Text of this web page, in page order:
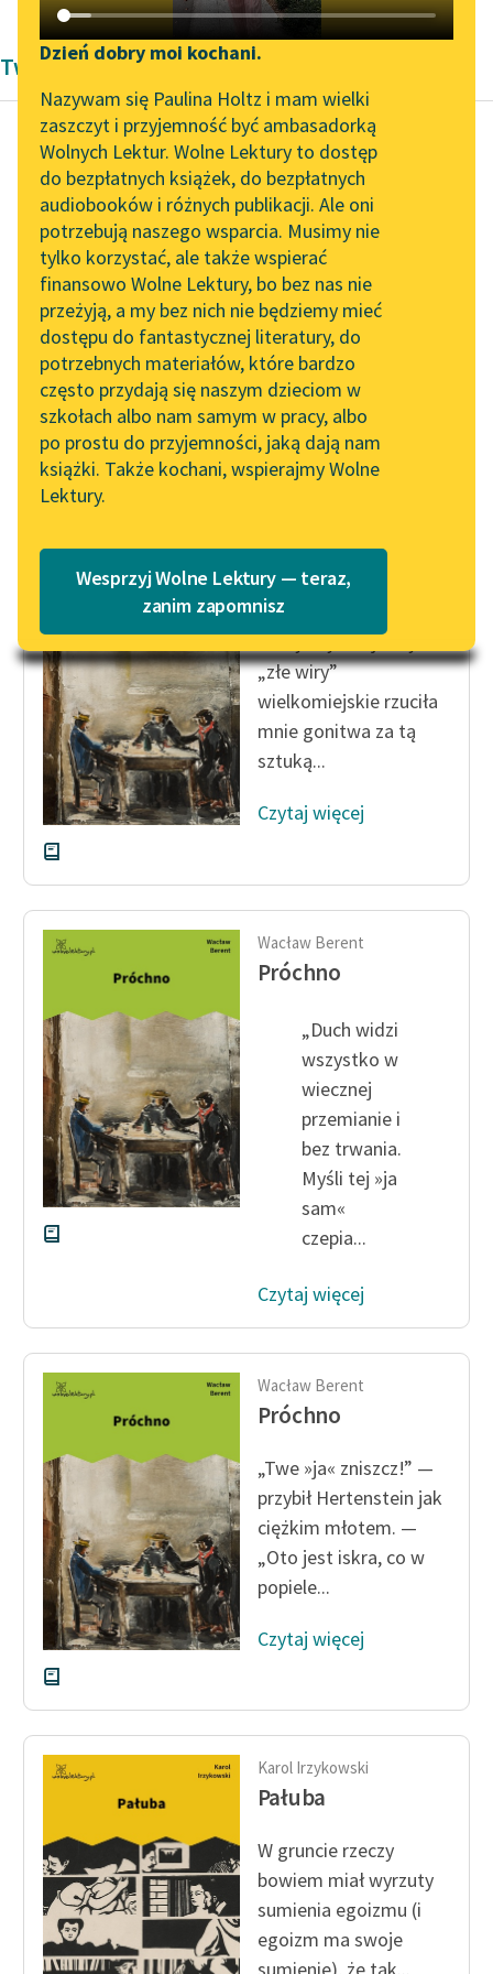
Katalog DAISY
Podkasty o książkach
Zgłoś brak utworu
Aktualności
„Prokurator Alicja Horn”
do słuchania
Byliśmy częścią AI Impact
Lab
Zapraszamy na spotkanie
online z tłumaczkami
literatury skandynawskiej
Spotkanie z Katarzyną
Tunkiel w Oslo
102. lata temu zmarł
Joseph Conrad
Lektury szkolne i klasyka
literatury do słuchania dla
uczennic i uczniów z
niepełnosprawnościami
E-kolekcja lektur
szkolnych i literatury do
słuchania dla uczennic i
uczniów z
niepełnosprawnościami
Feministyczne inspiracje.
skandynawskiej literatury
feministycznej
Kolekcje edukacyjne
twórców przechodzących
do domeny publicznej,
lektur szkolnych oraz
Starego Testamentu
Odkurzamy bohaterów
Szkoła Poezji Wolnych
Narzędzia
Mapa Wolnych Lektur
Leśmianator
Przewodnik dla piszących i
czytających
API
OAI-PMH
Widget Wolnych Lektur
Przypisy
Katalog w formacie PDF
Kontakt
O projekcie
Zasady wykorzystania
Wolnych Lektur
Logotypy
Materiały promocyjne
Polityka prywatności
Dane fundacji i
sprawozdania finansowe
Regulamin darowizn
Informacja o treściach
wrażliwych
Deklaracja dostępności
Dzień dobry moi kochani.
Nazywam się Paulina Holtz i mam wielki
zaszczyt i przyjemność być ambasadorką
Wolnych Lektur. Wolne Lektury to dostęp
do bezpłatnych książek, do bezpłatnych
audiobooków i różnych publikacji. Ale oni
potrzebują naszego wsparcia. Musimy nie
tylko korzystać, ale także wspierać
finansowo Wolne Lektury, bo bez nas nie
przeżyją, a my bez nich nie będziemy mieć
dostępu do fantastycznej literatury, do
potrzebnych materiałów, które bardzo
często przydają się naszym dzieciom w
szkołach albo nam samym w pracy, albo
po prostu do przyjemności, jaką dają nam
książki. Także kochani, wspierajmy Wolne
Lektury.
Wesprzyj Wolne Lektury — teraz,
zanim zapomnisz
Twórczość Modernizm
Wacław Berent
Próchno
Skorpiony zawiedzionej
pychy tak cię
wychłostały i takim
strasznym zatruły
jadem… Tak daleko
zanoszą „złe...
Czytaj więcej
Próchno
Kie­dyś byłem jak ty. W
„złe wiry”
wielkomiejskie rzuciła
mnie gonitwa za tą
sztuką...
Czytaj więcej
Wacław Berent
Próchno
„Duch widzi
wszystko w
wiecznej
przemianie i
bez trwa­nia.
Myśli tej »ja
sam«
czepia...
Czytaj więcej
Wacław Berent
Próchno
„Twe »ja« zniszcz!” —
przybił Hertenstein jak
cięż­kim młotem. —
„Oto jest iskra, co w
popiele...
Czytaj więcej
Karol Irzykowski
Pałuba
W gruncie rzeczy
bowiem miał wyrzuty
sumienia egoizmu (i
egoizm ma swoje